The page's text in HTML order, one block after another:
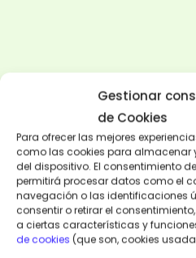
Gestionar
de Cookies
Para ofrecer las mejores
como las cookies para
del dispositivo. El consentimiento
permitirá procesar datos como el
navegación o las identificaciones
consentir o retirar el
a ciertas características y
de cookies (que son, cookies
Categorias
Moda y Complementos